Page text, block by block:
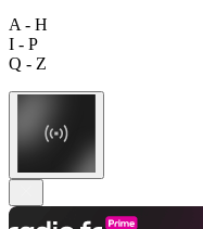
A - H
I - P
Q - Z